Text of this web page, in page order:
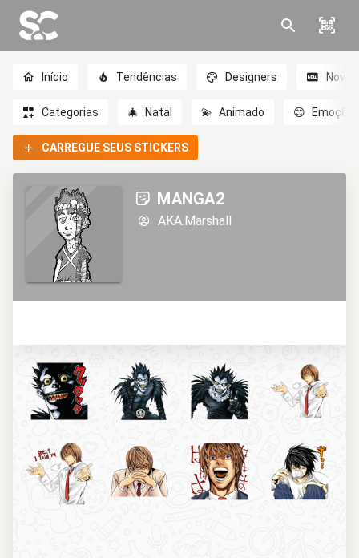
Início Tendências Designers Novo
Categorias 🎄 Natal 💫 Animado 😊
CARREGUE SEUS STICKERS
MANGA2
AKA.Marshall